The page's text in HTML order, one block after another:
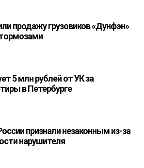
продажу грузовиков «Дунфэн»
5 млн рублей от УК за
в Петербурге
признали незаконным из-за
нарушителя